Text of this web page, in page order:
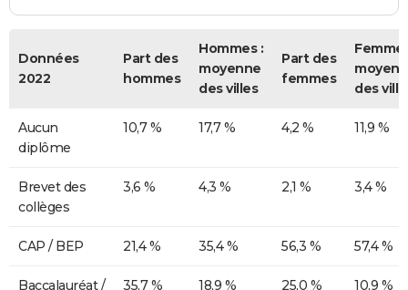
Données
2022
Part des
hommes
Hommes :
moyenne
des villes
Part des
femmes
des
Aucun
diplôme
10,7 % 17,7 % 4,2 % 11,9 %
Brevet des
collèges
3,6 % 4,3 % 2,1 % 3,4 %
CAP / BEP 21,4 % 35,4 % 56,3 % 57,4 %
Baccalauréat /
35,7 % 18,9 % 25,0 % 10,9 %